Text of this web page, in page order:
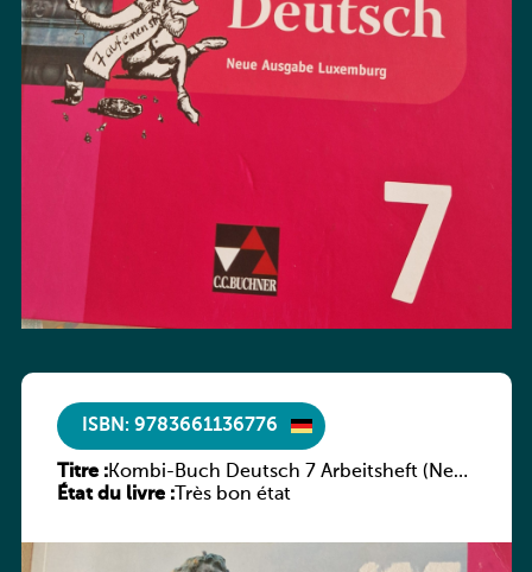
ISBN: 9783661136776
Titre :Kombi-Buch Deutsch 7 Arbeitsheft (Neue
Ausgabe Luxemburg)
État du livre :Très bon état